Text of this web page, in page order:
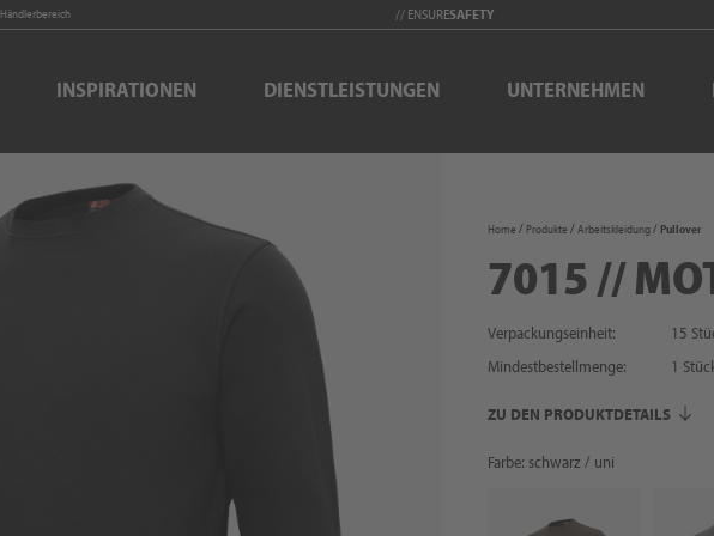
Händlerbereich // ENSURESAFETY
INSPIRATIONEN DIENSTLEISTUNGEN UNTERNEHMEN
Home Produkte Arbeitskleidung Pullover
7015 //
Verpackungseinheit:
15
Mindestbestellmenge:
1
ZU DEN PRODUKTDETAILS
Farbe: schwarz / uni